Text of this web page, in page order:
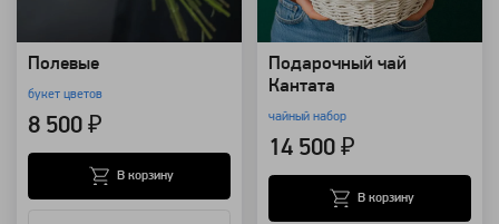
Полевые
букет цветов
8 500 ₽
В корзину
Подарочный чай
Кантата
чайный набор
14 500 ₽
В корзину